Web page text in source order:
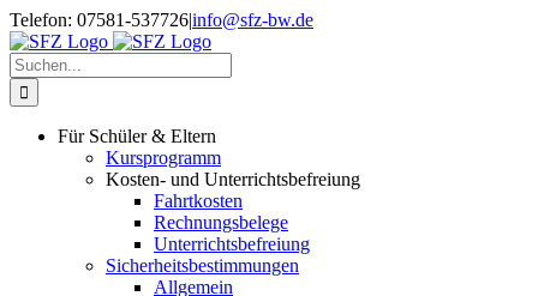
Zum
Inhalt
springen
Telefon: 07581-537726|info@sfz-bw.de
Suche
nach:
Für Schüler & Eltern
Kursprogramm
Kosten- und Unterrichtsbefreiung
Fahrtkosten
Rechnungsbelege
Unterrichtsbefreiung
Sicherheitsbestimmungen
Allgemein